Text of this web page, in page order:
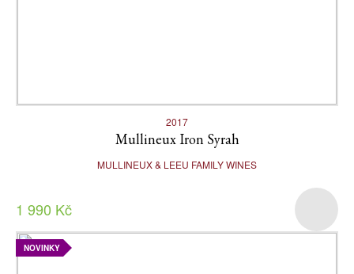
2017
Mullineux Iron Syrah
MULLINEUX & LEEU FAMILY WINES
1 990 Kč
NOVINKY